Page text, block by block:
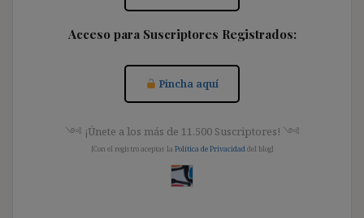
Acceso para Suscriptores Registrados:
Pincha aquí
༺ ¡Únete a los más de 11.500 Suscriptores! ༺
[Con el registro aceptas la Política de Privacidad del blog]